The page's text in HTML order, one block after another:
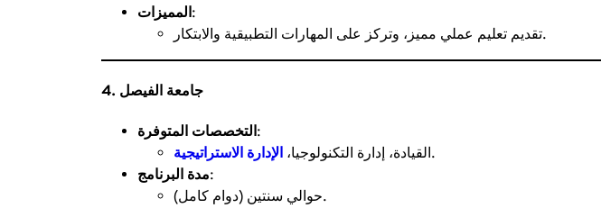
المميزات:
تقديم تعليم عملي مميز، وتركز على المهارات التطبيقية والابتكار.
4. جامعة الفيصل
التخصصات المتوفرة:
القيادة، إدارة التكنولوجيا، الإدارة الاستراتيجية
.
مدة البرنامج:
حوالي سنتين (دوام كامل).